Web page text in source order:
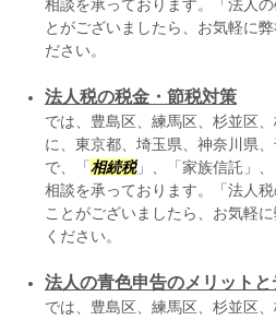
相談を承っております。「法人
とがございましたら、お気軽に
ださい。
法人税の税金・節税対策
では、豊島区、練馬区、杉並区
に、東京都、埼玉県、神奈川県
で、「 相続税」、「家族信託」
相談を承っております。「法人
ことがございましたら、お気軽
ください。
法人の青色申告のメリットと
では、豊島区、練馬区、杉並区